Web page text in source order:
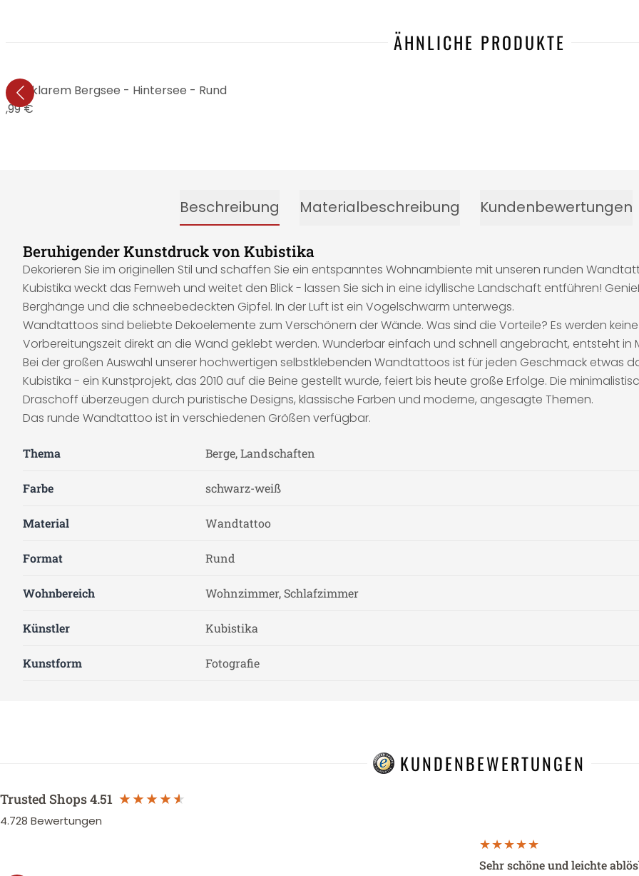
ÄHNLICHE PRODUKTE
Bergsee - Hintersee - Rund
€
Beschreibung Materialbeschreibung Kundenbewertungen
Beruhigender Kunstdruck von Kubistika
Dekorieren Sie im originellen Stil und schaffen Sie ein entspanntes Wohnambiente mit unseren runden
Kubistika weckt das Fernweh und weitet den Blick - lassen Sie sich in eine idyllische Landschaft entführen!
Berghänge und die schneebedeckten Gipfel. In der Luft ist ein Vogelschwarm unterwegs.
Wandtattoos sind beliebte Dekoelemente zum Verschönern der Wände. Was sind die Vorteile? Es werden
Vorbereitungszeit direkt an die Wand geklebt werden. Wunderbar einfach und schnell angebracht, entsteht in
Bei der großen Auswahl unserer hochwertigen selbstklebenden Wandtattoos ist für jeden Geschmack etwas
Kubistika - ein Kunstprojekt, das 2010 auf die Beine gestellt wurde, feiert bis heute große Erfolge. Die
Draschoff überzeugen durch puristische Designs, klassische Farben und moderne, angesagte Themen.
Das runde Wandtattoo ist in verschiedenen Größen verfügbar.
Thema Berge, Landschaften
Farbe schwarz-weiß
Material Wandtattoo
Format Rund
Wohnbereich Wohnzimmer, Schlafzimmer
Künstler Kubistika
Kunstform Fotografie
KUNDENBEWERTUNGEN
Trusted Shops4.51
4.728 Bewertungen
Sehr schöne und leichte